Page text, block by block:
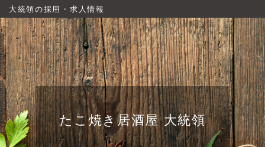
大統領の採用・求人情報
たこ焼き居酒屋 大統領